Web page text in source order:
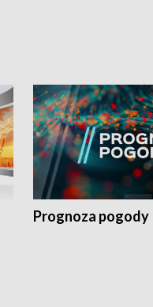
Prognoza pogody